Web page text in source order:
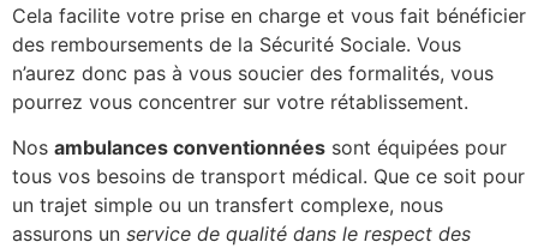
Cela facilite votre prise en charge et vous fait bénéficier
des remboursements de la Sécurité Sociale. Vous
n’aurez donc pas à vous soucier des formalités, vous
pourrez vous concentrer sur votre rétablissement.
Nos ambulances conventionnées sont équipées pour
tous vos besoins de transport médical. Que ce soit pour
un trajet simple ou un transfert complexe, nous
assurons un service de qualité dans le respect des